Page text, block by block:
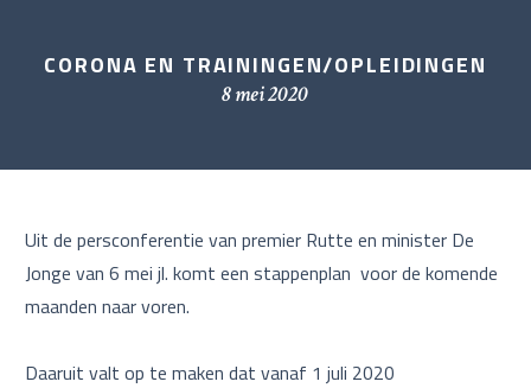
CORONA EN TRAININGEN/OPLEIDINGEN
8 mei 2020
Uit de persconferentie van premier Rutte en minister De
Jonge van 6 mei jl. komt een stappenplan voor de komende
maanden naar voren.
Daaruit valt op te maken dat vanaf 1 juli 2020